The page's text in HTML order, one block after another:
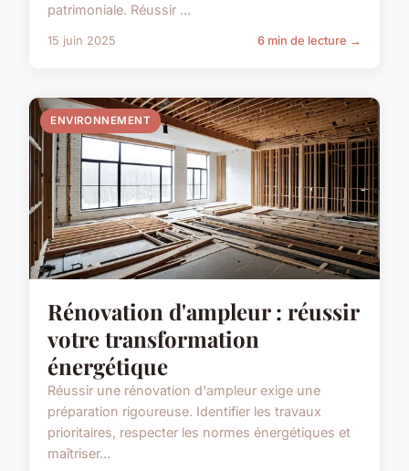
patrimoniale. Réussir ...
15 juin 2025 6 min de lecture →
ENVIRONNEMENT
Rénovation d'ampleur : réussir
votre transformation
énergétique
Réussir une rénovation d'ampleur exige une
préparation rigoureuse. Identifier les travaux
prioritaires, respecter les normes énergétiques et
maîtriser...